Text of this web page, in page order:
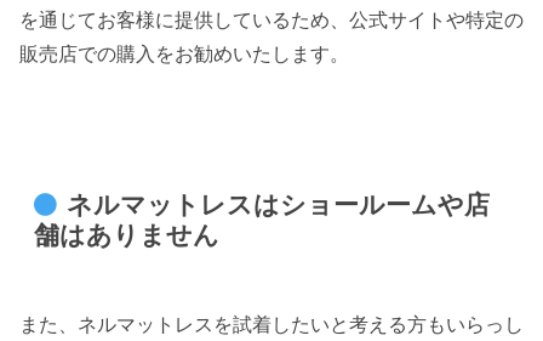
を通じてお客様に提供しているため、公式サイトや特定の
販売店での購入をお勧めいたします。
ネルマットレスはショールームや店
舗はありません
また、ネルマットレスを試着したいと考える方もいらっし